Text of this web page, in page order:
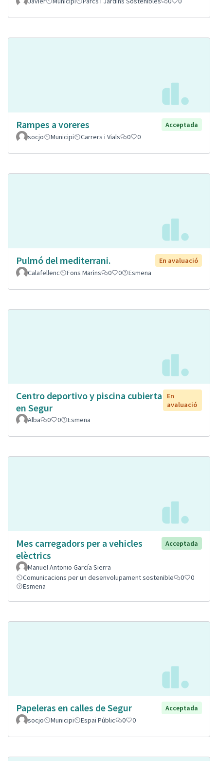
Rampes a voreres
Acceptada
socjo
Municipi Carrers i Vials 0 0
Pulmó del mediterrani.
En avaluació
Calafellenc
Fons Marins 0 0 Esmena
Centro deportivo y piscina cubierta
en Segur
En
avaluació
Alba
0 0 Esmena
Mes carregadors per a vehicles
elèctrics
Acceptada
Manuel Antonio García Sierra
Comunicacions per un desenvolupament sostenible
0
0
Esmena
Papeleras en calles de Segur
Acceptada
socjo
Municipi Espai Públic 0 0